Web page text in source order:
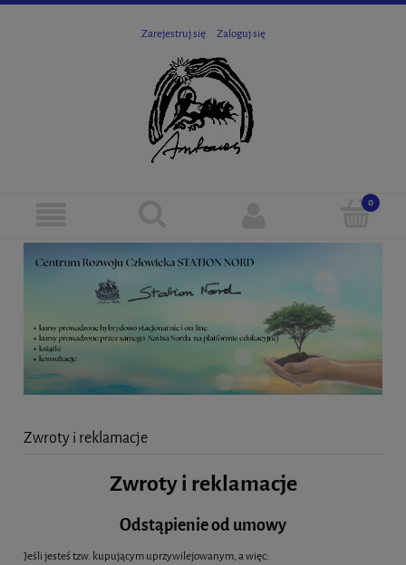
Zarejestruj się Zaloguj się
Zwroty i reklamacje
Zwroty i reklamacje
Odstąpienie od umowy
Jeśli jesteś tzw. kupującym uprzywilejowanym, a więc: